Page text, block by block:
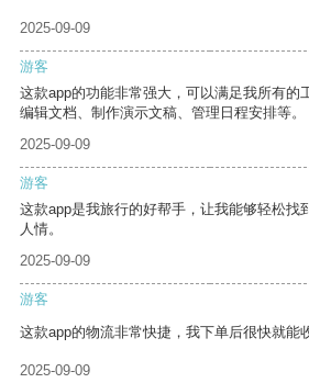
2025-09-09
游客
这款app的功能非常强大，可以满足我所有的
编辑文档、制作演示文稿、管理日程安排等。
2025-09-09
游客
这款app是我旅行的好帮手，让我能够轻松找
人情。
2025-09-09
游客
这款app的物流非常快捷，我下单后很快就能
2025-09-09